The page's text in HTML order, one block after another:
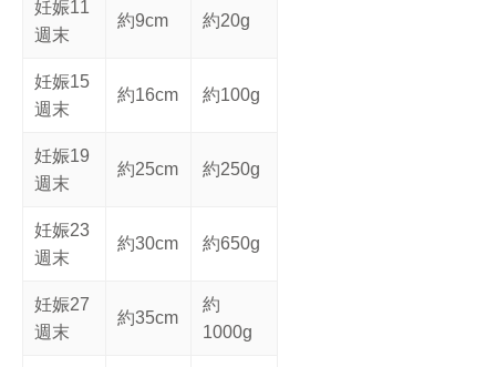
妊娠11
週末
約9cm 約20g
妊娠15
週末
約16cm 約100g
妊娠19
週末
約25cm 約250g
妊娠23
週末
約30cm 約650g
妊娠27
週末
約35cm
約
1000g